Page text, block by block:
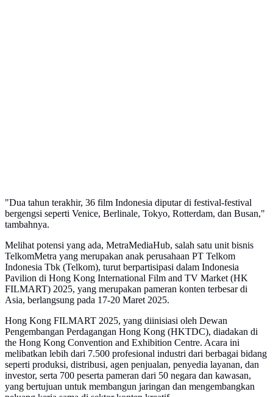
"Dua tahun terakhir, 36 film Indonesia diputar di festival-festival
bergengsi seperti Venice, Berlinale, Tokyo, Rotterdam, dan Busan,"
tambahnya.
Melihat potensi yang ada, MetraMediaHub, salah satu unit bisnis
TelkomMetra yang merupakan anak perusahaan PT Telkom
Indonesia Tbk (Telkom), turut berpartisipasi dalam Indonesia
Pavilion di Hong Kong International Film and TV Market (HK
FILMART) 2025, yang merupakan pameran konten terbesar di
Asia, berlangsung pada 17-20 Maret 2025.
Hong Kong FILMART 2025, yang diinisiasi oleh Dewan
Pengembangan Perdagangan Hong Kong (HKTDC), diadakan di
the Hong Kong Convention and Exhibition Centre. Acara ini
melibatkan lebih dari 7.500 profesional industri dari berbagai bidang
seperti produksi, distribusi, agen penjualan, penyedia layanan, dan
investor, serta 700 peserta pameran dari 50 negara dan kawasan,
yang bertujuan untuk membangun jaringan dan mengembangkan